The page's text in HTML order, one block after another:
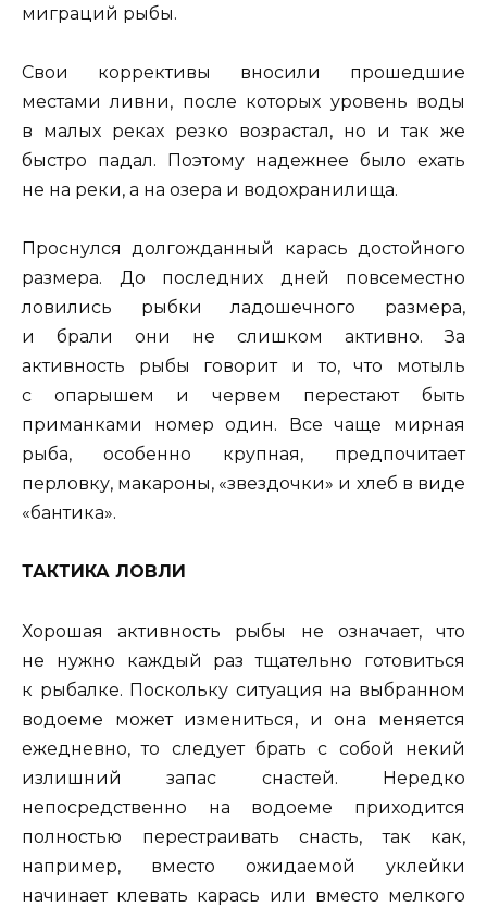
миграций рыбы.
Свои коррективы вносили прошедшие
местами ливни, после которых уровень воды
в малых реках резко возрастал, но и так же
быстро падал. Поэтому надежнее было ехать
не на реки, а на озера и водохранилища.
Проснулся долгожданный карась достойного
размера. До последних дней повсеместно
ловились рыбки ладошечного размера,
и брали они не слишком активно. За
активность рыбы говорит и то, что мотыль
с опарышем и червем перестают быть
приманками номер один. Все чаще мирная
рыба, особенно крупная, предпочитает
перловку, макароны, «звездочки» и хлеб в виде
«бантика».
ТАКТИКА ЛОВЛИ
Хорошая активность рыбы не означает, что
не нужно каждый раз тщательно готовиться
к рыбалке. Поскольку ситуация на выбранном
водоеме может измениться, и она меняется
ежедневно, то следует брать с собой некий
излишний запас снастей. Нередко
непосредственно на водоеме приходится
полностью перестраивать снасть, так как,
например, вместо ожидаемой уклейки
начинает клевать карась или вместо мелкого